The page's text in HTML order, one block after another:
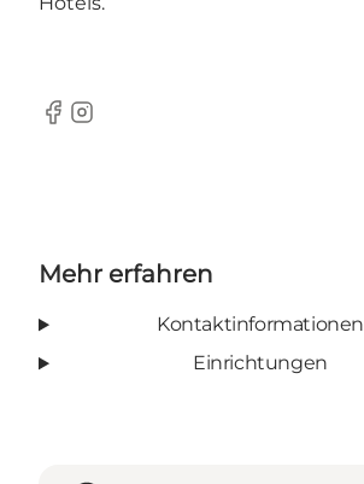
Facebook
Instagram
Mehr erfahren
Kontaktinformationen
Einrichtungen